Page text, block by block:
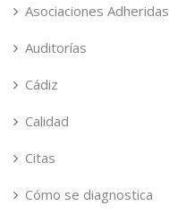
Asociaciones Adheridas
Auditorías
Cádiz
Calidad
Citas
Cómo se diagnostica